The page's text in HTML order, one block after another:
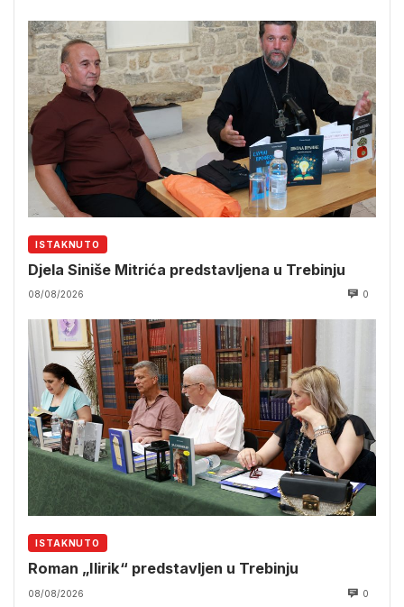
ISTAKNUTO
Djela Siniše Mitrića predstavljena u Trebinju
08/08/2026 0
ISTAKNUTO
Roman „Ilirik“ predstavljen u Trebinju
08/08/2026 0